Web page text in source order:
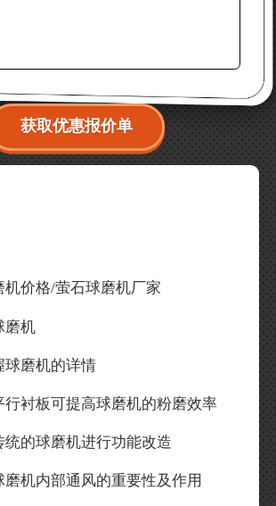
获取优惠报价单
机价格/萤石球磨机厂家
磨机
球磨机的详情
行衬板可提高球磨机的粉磨效率
统的球磨机进行功能改造
磨机内部通风的重要性及作用